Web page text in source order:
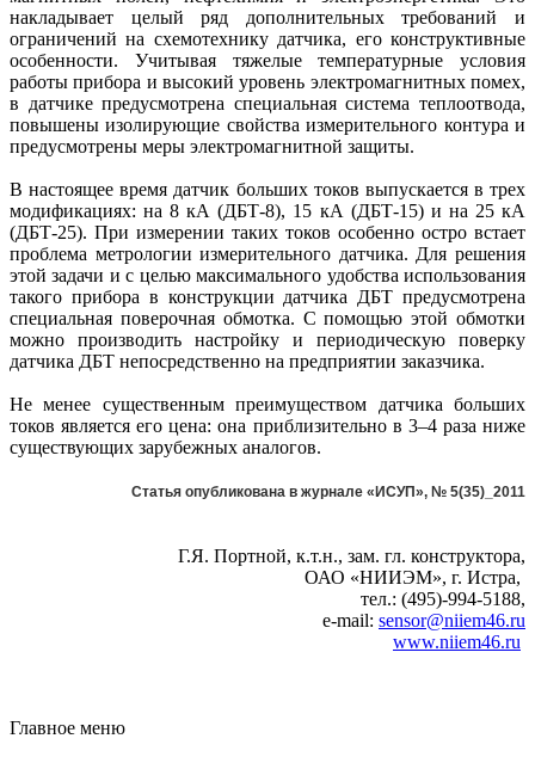
накладывает целый ряд дополнительных требований и
ограничений на схемотехнику датчика, его конструктивные
особенности. Учитывая тяжелые температурные условия
работы прибора и высокий уровень электромагнитных помех,
в датчике предусмотрена специальная система теплоотвода,
повышены изолирующие свойства измерительного контура и
предусмотрены меры электромагнитной защиты.
В настоящее время датчик больших токов выпускается в трех
модификациях: на 8 кА (ДБТ-8), 15 кА (ДБТ-15) и на 25 кА
(ДБТ-25). При измерении таких токов особенно остро встает
проблема метрологии измерительного датчика. Для решения
этой задачи и с целью максимального удобства использования
такого прибора в конструкции датчика ДБТ предусмотрена
специальная поверочная обмотка. С помощью этой обмотки
можно производить настройку и периодическую поверку
датчика ДБТ непосредственно на предприятии заказчика.
Не менее существенным преимуществом датчика больших
токов является его цена: она приблизительно в 3–4 раза ниже
существующих зарубежных аналогов.
Статья опубликована в журнале «ИСУП», № 5(35)_2011
Г.Я. Портной, к.т.н., зам. гл. конструктора,
ОАО «НИИЭМ», г. Истра,
тел.: (495)-994-5188,
e-mail: sensor@niiem46.ru
www.niiem46.ru
Главное меню